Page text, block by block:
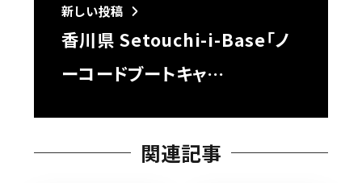
新しい投稿
香川県 Setouchi-i-Base「ノ
ーコードブートキャ…
関連記事